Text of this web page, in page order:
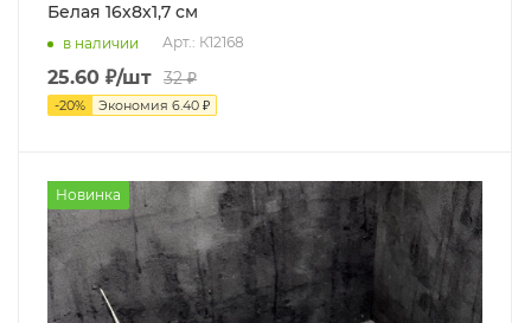
Белая 16х8х1,7 см
в наличии Арт.: К12168
25.60 ₽/шт 32₽
-20% Экономия 6.40 ₽
Новинка